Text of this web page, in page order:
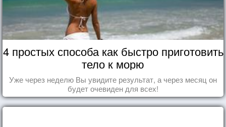
4 простых способа как быстро приготовить
тело к морю
Уже через неделю Вы увидите результат, а через месяц он
будет очевиден для всех!